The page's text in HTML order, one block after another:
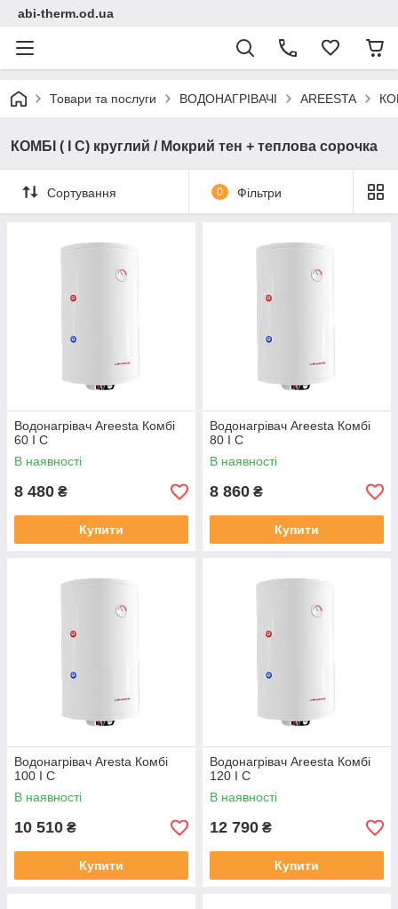
abi-therm.od.ua
Товари та послуги ВОДОНАГРІВАЧІ AREESTA
КОМБІ ( I C) круглий / Мокрий тен + теплова сорочка
Сортування 0 Фільтри
Водонагрівач Areesta Комбі
60 I C
В наявності
8 480 ₴
Купити
Водонагрівач Areesta Комбі
80 I C
В наявності
8 860 ₴
Купити
Водонагрівач Aresta Комбі
100 I C
В наявності
10 510 ₴
Купити
Водонагрівач Areesta Комбі
120 I C
В наявності
12 790 ₴
Купити